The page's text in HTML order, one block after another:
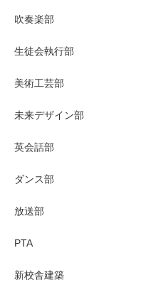
吹奏楽部
生徒会執行部
美術工芸部
未来デザイン部
英会話部
ダンス部
放送部
PTA
新校舎建築